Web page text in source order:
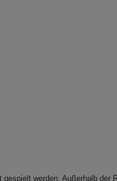
werden. Außerhalb der